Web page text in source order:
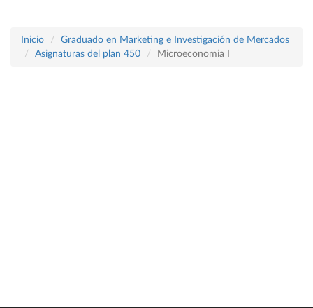
Inicio
Graduado en Marketing e Investigación de Mercados
Asignaturas del plan 450
Microeconomia I